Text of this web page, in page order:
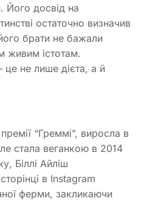
Його досвід на
остаточно визначив
брати не бажали
живим істотам.
не лише дієта, а й
“Греммі”, виросла в
стала веганкою в 2014
Біллі Айліш
в Instagram
ферми, закликаючи